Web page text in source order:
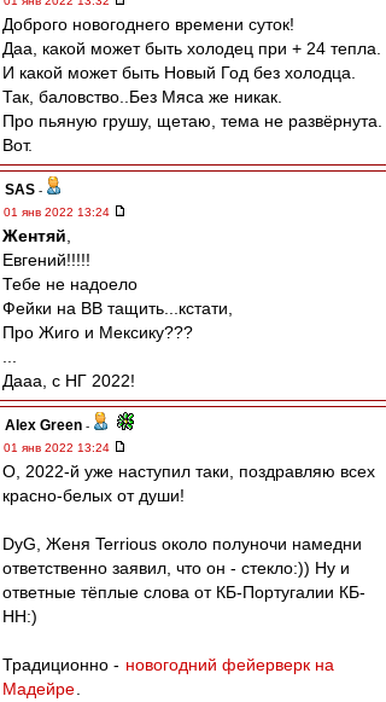
Доброго новогоднего времени суток!
Даа, какой может быть холодец при + 24 тепла.
И какой может быть Новый Год без холодца.
Так, баловство..Без Мяса же никак.
Про пьяную грушу, щетаю, тема не развёрнута.
Вот.
SAS -
01 янв 2022 13:24
Жентяй
Евгений!!!!!
Тебе не надоело
Фейки на ВВ тащить...кстати,
Про Жиго и Мексику???
Дааа, с НГ 2022!
Alex Green -
01 янв 2022 13:24
О, 2022-й уже наступил таки, поздравляю всех
красно-белых от души!
DyG, Женя Terrious около полуночи намедни
ответственно заявил, что он - стекло:)) Ну и
ответные тёплые слова от КБ-Португалии КБ-
НН:)
Традиционно - новогодний фейерверк на
Мадейре